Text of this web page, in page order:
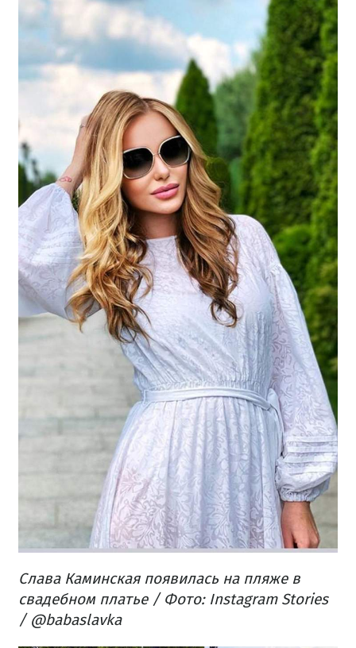
Слава Каминская появилась на пляже в
свадебном платье / Фото: Instagram Stories
/ @babaslavka